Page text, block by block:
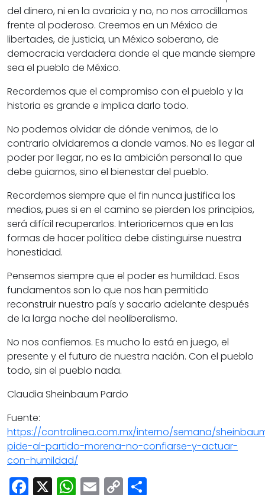
del dinero, ni en la avaricia y no, no nos arrodillamos
frente al poderoso. Creemos en un México de
libertades, de justicia, un México soberano, de
democracia verdadera donde el que mande siempre
sea el pueblo de México.
Recordemos que el compromiso con el pueblo y la
historia es grande e implica darlo todo.
No podemos olvidar de dónde venimos, de lo
contrario olvidaremos a donde vamos. No es llegar al
poder por llegar, no es la ambición personal lo que
debe guiarnos, sino el bienestar del pueblo.
Recordemos siempre que el fin nunca justifica los
medios, pues si en el camino se pierden los principios,
será difícil recuperarlos. Interioricemos que en las
formas de hacer política debe distinguirse nuestra
honestidad.
Pensemos siempre que el poder es humildad. Esos
fundamentos son lo que nos han permitido
reconstruir nuestro país y sacarlo adelante después
de la larga noche del neoliberalismo.
No nos confiemos. Es mucho lo está en juego, el
presente y el futuro de nuestra nación. Con el pueblo
todo, sin el pueblo nada.
Claudia Sheinbaum Pardo
Fuente:
https://contralinea.com.mx/interno/semana/
pide-al-partido-morena-no-confiarse-y-actuar-
con-humildad/
Facebook
X WhatsApp
Email
Copy